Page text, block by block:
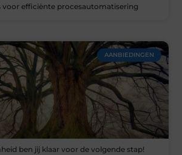
voor efficiënte procesautomatisering
AANBIEDINGEN
ben jij klaar voor de volgende stap!